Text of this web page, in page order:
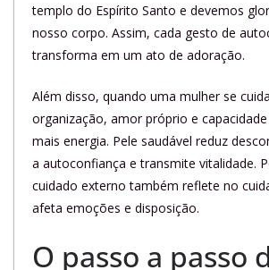
templo do Espírito Santo e devemos
nosso corpo. Assim, cada gesto de
transforma em um ato de adoração.
Além disso, quando uma mulher se
organização, amor próprio e
mais energia. Pele saudável reduz
a autoconfiança e transmite vitalidade.
cuidado externo também reflete no
afeta emoções e disposição.
O passo a passo